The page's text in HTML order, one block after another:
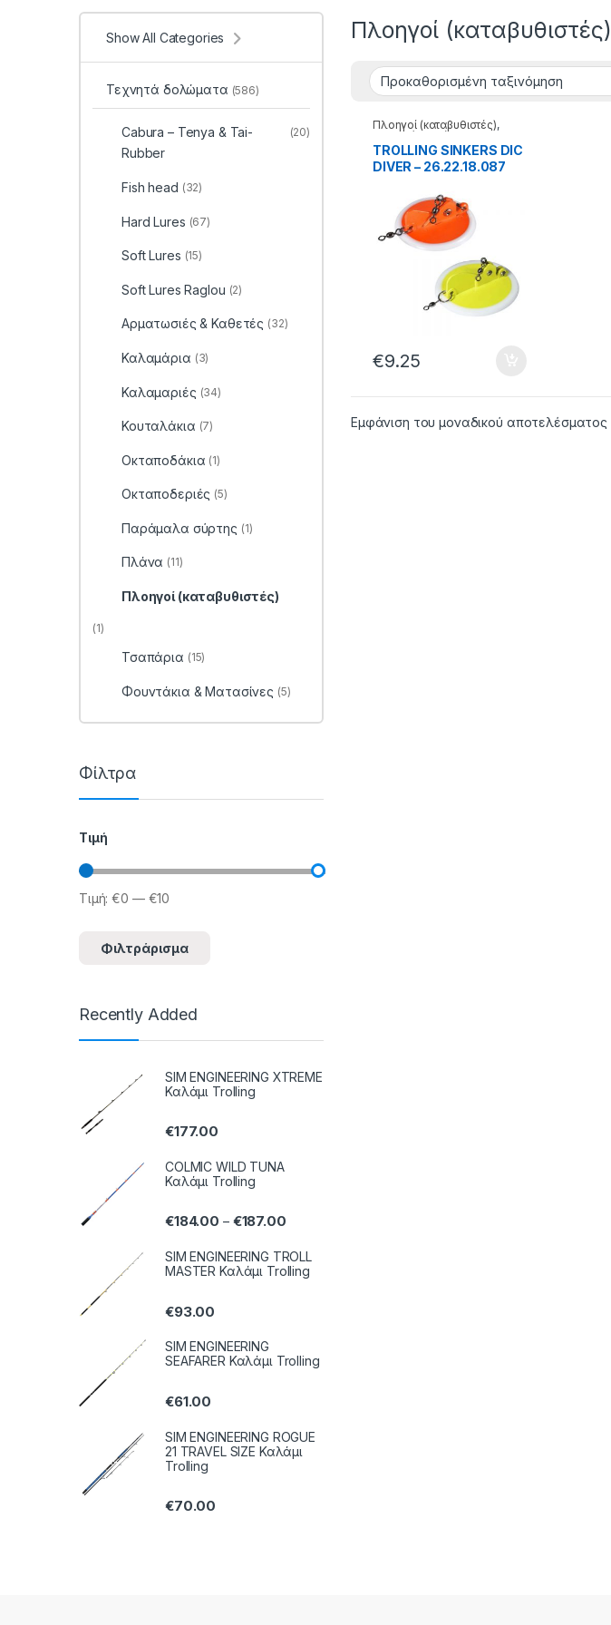
Πλοηγοί (καταβυθιστές)
Πλοηγοί (καταβυθιστές),
Τεχνητά δολώματα
TROLLING SINKERS DIC
DIVER – 26.22.18.087
€9.25
Εμφάνιση του μοναδικού αποτελέσματος
Show All Categories
Τεχνητά δολώματα (586)
Cabura – Tenya & Tai-
Rubber
(20)
Fish head (32)
Hard Lures (67)
Soft Lures (15)
Soft Lures Raglou (2)
Αρματωσιές & Καθετές (32)
Καλαμάρια (3)
Καλαμαριές (34)
Κουταλάκια (7)
Οκταποδάκια (1)
Οκταποδεριές (5)
Παράμαλα σύρτης (1)
Πλάνα (11)
Πλοηγοί (καταβυθιστές)
(1)
Τσαπάρια (15)
Φουντάκια & Ματασίνες (5)
Φίλτρα
Τιμή
Ελάχιστη τιμή
Μέγιστη τιμή
Φιλτράρισμα
Τιμή:€0 — €10
Recently Added
SIM ENGINEERING XTREME
Καλάμι Trolling
€177.00
COLMIC WILD TUNA
Καλάμι Trolling
€184.00 – €187.00
SIM ENGINEERING TROLL
MASTER Καλάμι Trolling
€93.00
SIM ENGINEERING
SEAFARER Καλάμι Trolling
€61.00
SIM ENGINEERING ROGUE
21 TRAVEL SIZE Καλάμι
Trolling
€70.00